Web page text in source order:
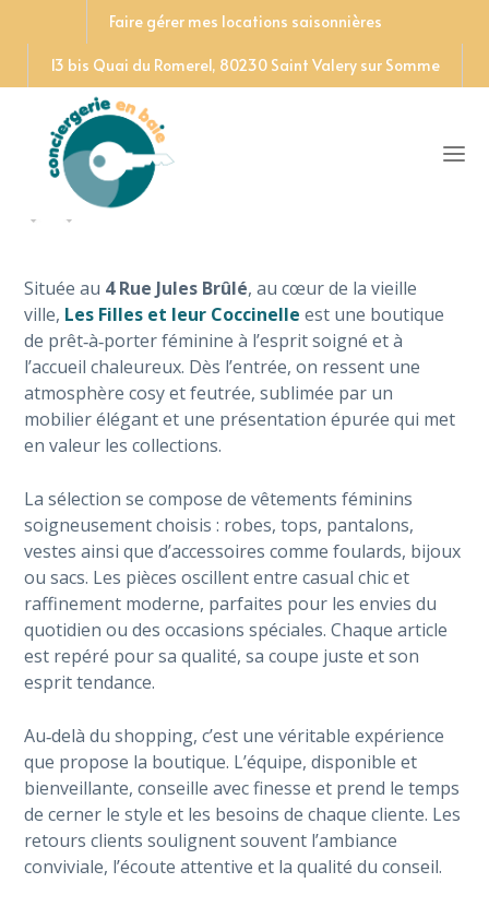
Faire gérer mes locations saisonnières
13 bis Quai du Romerel, 80230 Saint Valery sur Somme
Les Filles et leur Coccinelle
Written by
Située au 4 Rue Jules Brûlé, au cœur de la vieille
ville, Les Filles et leur Coccinelle est une boutique
de prêt‑à‑porter féminine à l’esprit soigné et à
l’accueil chaleureux. Dès l’entrée, on ressent une
atmosphère cosy et feutrée, sublimée par un
mobilier élégant et une présentation épurée qui met
en valeur les collections.
La sélection se compose de vêtements féminins
soigneusement choisis : robes, tops, pantalons,
vestes ainsi que d’accessoires comme foulards, bijoux
ou sacs. Les pièces oscillent entre casual chic et
raffinement moderne, parfaites pour les envies du
quotidien ou des occasions spéciales. Chaque article
est repéré pour sa qualité, sa coupe juste et son
esprit tendance.
Au‑delà du shopping, c’est une véritable expérience
que propose la boutique. L’équipe, disponible et
bienveillante, conseille avec finesse et prend le temps
de cerner le style et les besoins de chaque cliente. Les
retours clients soulignent souvent l’ambiance
conviviale, l’écoute attentive et la qualité du conseil.